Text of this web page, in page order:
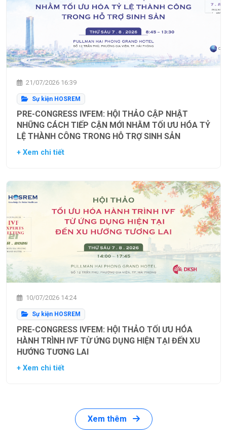
21/07/2026 16:39
Sự kiện HOSREM
PRE-CONGRESS IVFEM: HỘI THẢO CẬP NHẬT
NHỮNG CÁCH TIẾP CẬN MỚI NHẰM TỐI ƯU HÓA TỶ
LỆ THÀNH CÔNG TRONG HỖ TRỢ SINH SẢN
+ Xem chi tiết
10/07/2026 14:24
Sự kiện HOSREM
PRE-CONGRESS IVFEM: HỘI THẢO TỐI ƯU HÓA
HÀNH TRÌNH IVF TỪ ỨNG DỤNG HIỆN TẠI ĐẾN XU
HƯỚNG TƯƠNG LAI
+ Xem chi tiết
Xem thêm